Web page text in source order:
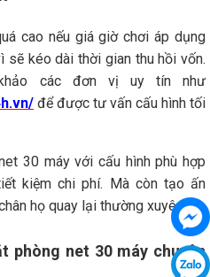
cao nếu giá giờ chơi áp dụng
kéo dài thời gian thu hồi vốn.
các đơn vị uy tín như
để được tư vấn cấu hình tối
30 máy với cấu hình phù hợp
kiệm chi phí. Mà còn tạo ấn
họ quay lại thường xuyên.
phòng net 30 máy chuyên